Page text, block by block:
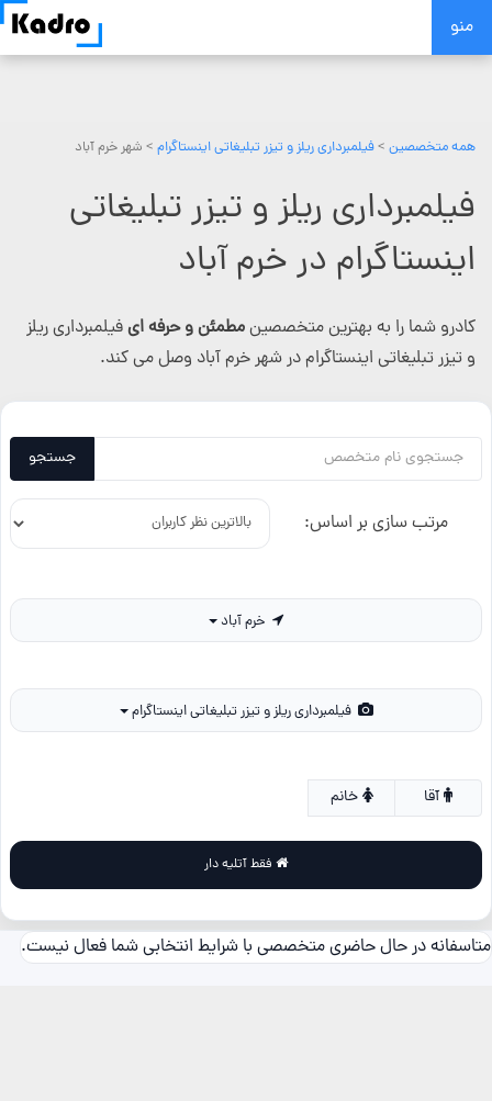
Skip
منو
همه متخصصین >فیلمبرداری ریلز و تیزر تبلیغاتی اینستاگرام > شهر خرم آباد
فیلمبرداری ریلز و تیزر تبلیغاتی
اینستاگرام در خرم آباد
کادرو شما را به بهترین متخصصینمطمئن و حرفه ایفیلمبرداری ریلز
و تیزر تبلیغاتی اینستاگرام در شهر خرم آباد وصل می کند.
جستجو
مرتب سازی بر اساس:
فیلمبرداری ریلز و تیزر تبلیغاتی اینستاگرام
خانم
متاسفانه در حال حاضری متخصصی با شرایط انتخابی شما فعال نیست.